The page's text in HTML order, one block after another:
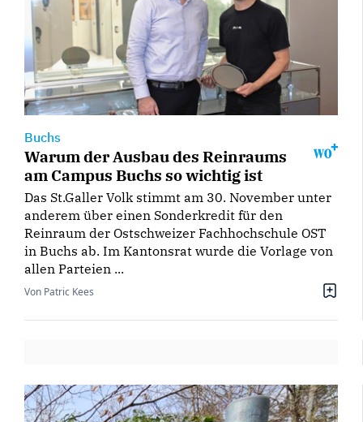
Buchs
Warum der Ausbau des Reinraums
am Campus Buchs so wichtig ist
Das St.Galler Volk stimmt am 30. November unter
anderem über einen Sonderkredit für den
Reinraum der Ostschweizer Fachhochschule OST
in Buchs ab. Im Kantonsrat wurde die Vorlage von
allen Parteien ...
Von Patric Kees